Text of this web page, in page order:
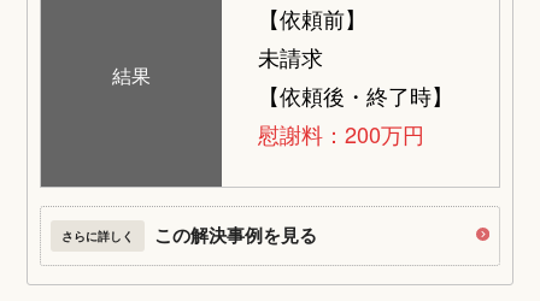
結果
【依頼前】
未請求
【依頼後・終了時】
慰謝料：200万円
さらに詳しく この解決事例を見る